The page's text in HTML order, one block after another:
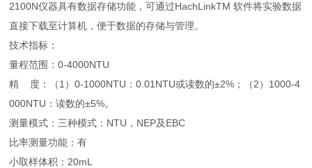
2100N仪器具有数据存储功能，可通过HachLinkTM 软件将实验数据
直接下载至计算机，便于数据的存储与管理。
技术指标：
量程范围：0-4000NTU
精 度：（1）0-1000NTU：0.01NTU或读数的±2%；（2）1000-4
000NTU：读数的±5%。
测量模式：三种模式：NTU，NEP及EBC
比率测量功能：有
小取样体积：20mL